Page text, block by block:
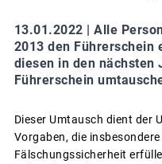
13.01.2022 | Alle
2013 den Führerschein
diesen in den nächsten
Führerschein
Dieser Umtausch dient der
Vorgaben, die
Fälschungssicherheit